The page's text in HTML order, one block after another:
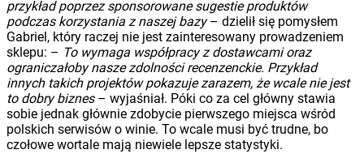
przykład poprzez sponsorowane sugestie produktów
podczas korzystania z naszej bazy– dzielił się pomysłem
Gabriel, który raczej nie jest zainteresowany prowadzeniem
sklepu: – To wymaga współpracy z dostawcami oraz
ograniczałoby nasze zdolności recenzenckie. Przykład
innych takich projektów pokazuje zarazem, że wcale nie jest
to dobry biznes– wyjaśniał. Póki co za cel główny stawia
sobie jednak głównie zdobycie pierwszego miejsca wśród
polskich serwisów o winie. To wcale musi być trudne, bo
czołowe wortale mają niewiele lepsze statystyki.